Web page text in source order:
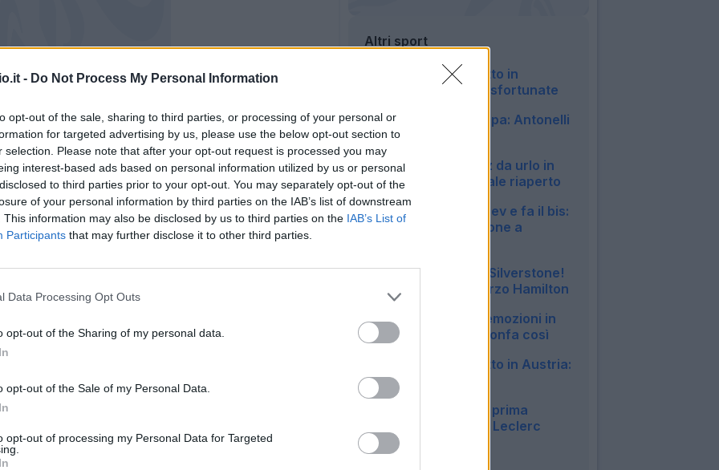
- Do Not Process My Personal Information
opt-out of the sale, sharing to third parties, or processing of your personal or
for targeted advertising by us, please use the below opt-out section to
selection. Please note that after your opt-out request is processed you may
interest-based ads based on personal information utilized by us or personal
to third parties prior to your opt-out. You may separately opt-out of the
of your personal information by third parties on the IAB’s list of downstream
This information may also be disclosed by us to third parties on the IAB’s List of
Participants that may further disclose it to other third parties.
Data Processing Opt Outs
opt-out of the Sharing of my personal data.
opt-out of the Sale of my Personal Data.
opt-out of processing my Personal Data for Targeted
ipoteca il Mondiale di MotoGP con la
dell'ex Honda, bene anche Bagnaia
classifica piloti.
Altri sport
F1, succede di tutto in
Ungheria: Ferrari sfortunate
F1, spettacolo a Spa: Antonelli
domina in Belgio
06:51
MotoGP, Marquez da urlo in
Germania: Mondiale riaperto
06:52
Sinner batte Zverev e fa il bis:
è di nuovo campione a
Ruggito Ferrari a Silverstone!
Vince Leclerc, terzo Hamilton
17:31
MotoGP, quante emozioni in
Olanda: Ogura trionfa così
F1, succede di tutto in Austria:
beffate le Ferrari
09:30
Storico Hamilton: prima
vittoria in Ferrari, Leclerc
sfortunato
06:03